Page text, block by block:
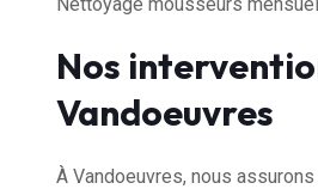
Nos
Vandoeuvres
À Vandoeuvres, nous